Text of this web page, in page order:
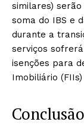
similares)
soma do IBS e
durante a
serviços
isenções para
Imobiliário
Conclusão